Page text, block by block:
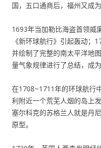
国，五口通商后，福州又成
1693年当加勒比海盗首领威
《新环球航行》引起轰动；
并绘制了完整的南太平洋地
量气象规律进行了总结，成
在1708~1711年的环球航行
利附近一个荒芜人烟的岛上
塞尔科克的苏格兰人就是丹
原型。